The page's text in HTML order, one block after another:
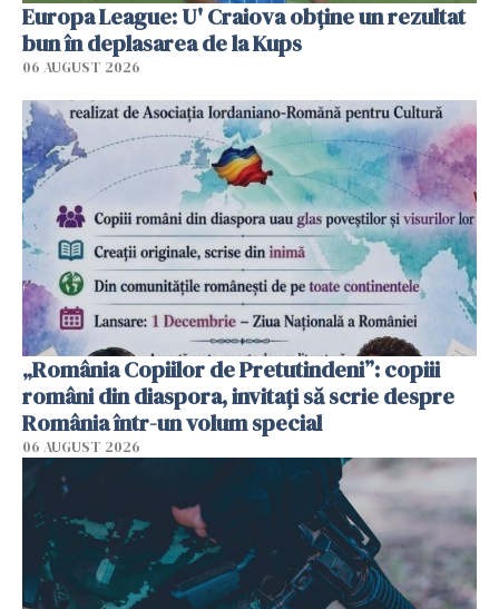
Europa League: U' Craiova obține un rezultat
bun în deplasarea de la Kups
06 AUGUST 2026
„România Copiilor de Pretutindeni”: copiii
români din diaspora, invitați să scrie despre
România într-un volum special
06 AUGUST 2026